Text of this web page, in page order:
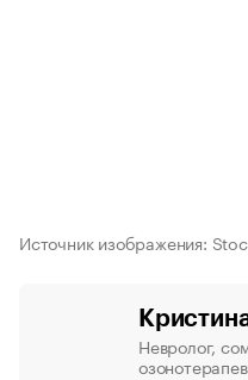
Источник изображения:
Невролог,